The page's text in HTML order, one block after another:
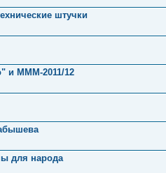
штучки
и MMM-2011/12
для народа